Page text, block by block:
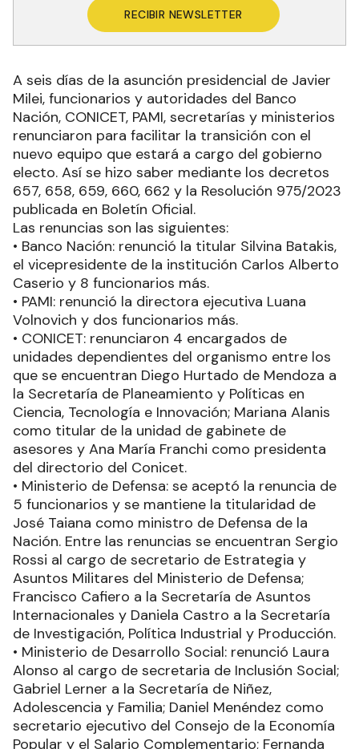
RECIBIR NEWSLETTER
A seis días de la asunción presidencial de Javier
Milei, funcionarios y autoridades del Banco
Nación, CONICET, PAMI, secretarías y ministerios
renunciaron para facilitar la transición con el
nuevo equipo que estará a cargo del gobierno
electo. Así se hizo saber mediante los decretos
657, 658, 659, 660, 662 y la Resolución 975/2023
publicada en Boletín Oficial.
Las renuncias son las siguientes:
• Banco Nación: renunció la titular Silvina Batakis,
el vicepresidente de la institución Carlos Alberto
Caserio y 8 funcionarios más.
• PAMI: renunció la directora ejecutiva Luana
Volnovich y dos funcionarios más.
• CONICET: renunciaron 4 encargados de
unidades dependientes del organismo entre los
que se encuentran Diego Hurtado de Mendoza a
la Secretaría de Planeamiento y Políticas en
Ciencia, Tecnología e Innovación; Mariana Alanis
como titular de la unidad de gabinete de
asesores y Ana María Franchi como presidenta
del directorio del Conicet.
• Ministerio de Defensa: se aceptó la renuncia de
5 funcionarios y se mantiene la titularidad de
José Taiana como ministro de Defensa de la
Nación. Entre las renuncias se encuentran Sergio
Rossi al cargo de secretario de Estrategia y
Asuntos Militares del Ministerio de Defensa;
Francisco Cafiero a la Secretaría de Asuntos
Internacionales y Daniela Castro a la Secretaría
de Investigación, Política Industrial y Producción.
• Ministerio de Desarrollo Social: renunció Laura
Alonso al cargo de secretaria de Inclusión Social;
Gabriel Lerner a la Secretaría de Niñez,
Adolescencia y Familia; Daniel Menéndez como
secretario ejecutivo del Consejo de la Economía
Popular y el Salario Complementario; Fernanda